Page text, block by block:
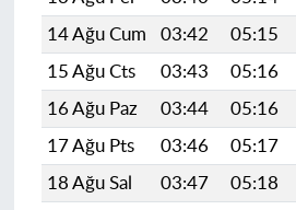
14 Ağu Cum
03:42 05:15
15 Ağu Cts
03:43 05:16
16 Ağu Paz
03:44 05:16
17 Ağu Pts
03:46 05:17
18 Ağu Sal
03:47 05:18